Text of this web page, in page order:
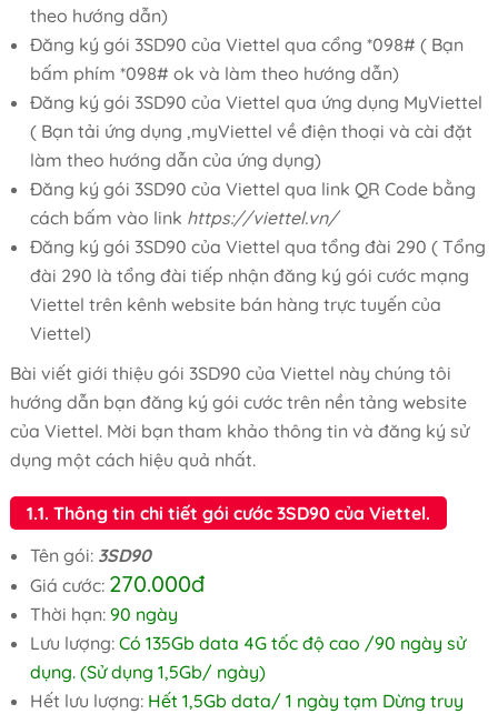
theo hướng dẫn)
Đăng ký gói 3SD90 của Viettel qua cổng *098# ( Bạn
bấm phím *098# ok và làm theo hướng dẫn)
Đăng ký gói 3SD90 của Viettel qua ứng dụng MyViettel
( Bạn tải ứng dụng ,myViettel về điện thoại và cài đặt
làm theo hướng dẫn của ứng dụng)
Đăng ký gói 3SD90 của Viettel qua link QR Code bằng
cách bấm vào link https://viettel.vn/
Đăng ký gói 3SD90 của Viettel qua tổng đài 290 ( Tổng
đài 290 là tổng đài tiếp nhận đăng ký gói cước mạng
Viettel trên kênh website bán hàng trực tuyến của
Viettel)
Bài viết giới thiệu gói 3SD90 của Viettel này chúng tôi
hướng dẫn bạn đăng ký gói cước trên nền tảng website
của Viettel. Mời bạn tham khảo thông tin và đăng ký sử
dụng một cách hiệu quả nhất.
1.1. Thông tin chi tiết gói cước 3SD90 của Viettel.
Tên gói: 3SD90
Giá cước: 270.000đ
Thời hạn: 90 ngày
Lưu lượng:Có 135Gb data 4G tốc độ cao /90 ngày sử
dụng. (Sử dụng 1,5Gb/ ngày)
Hết lưu lượng:Hết 1,5Gb data/ 1 ngày tạm Dừng truy